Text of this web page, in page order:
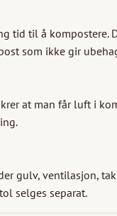
tid til å kompostere.
som ikke gir
at man får luft i
gulv, ventilasjon,
selges separat.